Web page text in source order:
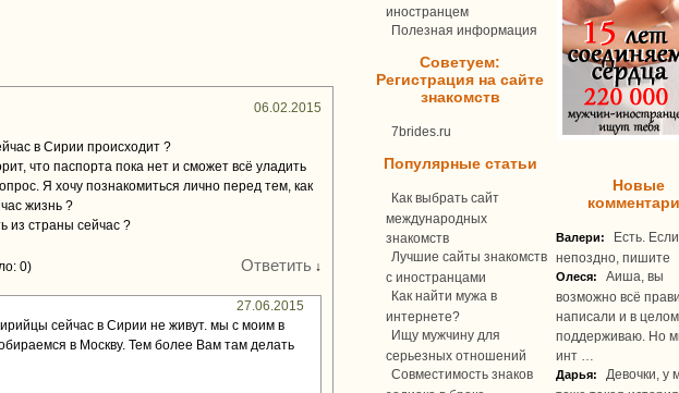
06.02.2015
в Сирии происходит ?
что паспорта пока нет и сможет всё уладить
Я хочу познакомиться лично перед тем, как
жизнь ?
из страны сейчас ?
0) Ответить ↓
27.06.2015
сейчас в Сирии не живут. мы с моим в
в Москву. Тем более Вам там делать
иностранцем
Полезная информация
Советуем:
Регистрация на сайте
знакомств
7brides.ru
Популярные статьи
Как выбрать сайт
международных
знакомств
Лучшие сайты знакомств
с иностранцами
Как найти мужа в
интернете?
Ищу мужчину для
серьезных отношений
Совместимость знаков
Новые
Валери: Есть.
непоздно, пишите
Олеся:
Аиша, вы
возможно всё
написали и в
поддерживаю. Но
инт …
Дарья:
Девочки, у